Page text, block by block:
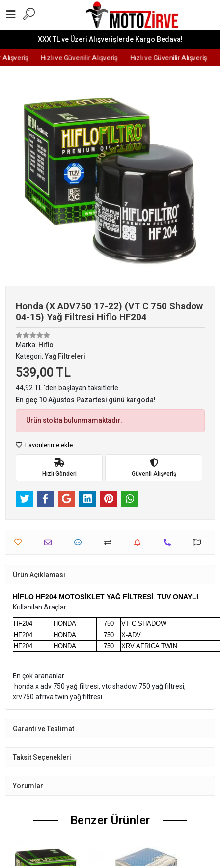
XXX TL ve Üzeri Alışverişlerde Kargo Bedava!
Hızlı ve Güvenilir Alışveriş Hızlı ve Güvenilir Alışveriş
Honda (X ADV750 17-22) (VT C 750 Shadow
04-15) Yağ Filtresi Hiflo HF204
Marka: Hiflo
Kategori:Yağ Filtreleri
539,00 TL
44,92 TL 'den başlayan taksitlerle
En geç 10 Ağustos Pazartesi günü kargoda!
Ürün stokta bulunmamaktadır.
Favorilerime ekle
Hızlı Gönderi Güvenli Alışveriş
Ürün Açıklaması
HİFLO HF204 MOTOSİKLET YAĞ FİLTRESİ TUV ONAYLI
Kullanılan Araçlar
HF204 HONDA 750
VT C SHADOW
HF204
HONDA 750
X-ADV
HF204
HONDA 750 XRV AFRICA TWIN
En çok arananlar
honda x adv 750 yağ filtresi, vtc shadow 750 yağ filtresi,
xrv750 afriva twin yağ filtresi
Garanti ve Teslimat
Taksit Seçenekleri
Yorumlar
Benzer Ürünler